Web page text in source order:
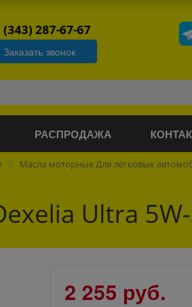
(343) 287-67-67
Заказать звонок
РАСПРОДАЖА
Масла моторные Для легковых
Ultra
2 255 руб.